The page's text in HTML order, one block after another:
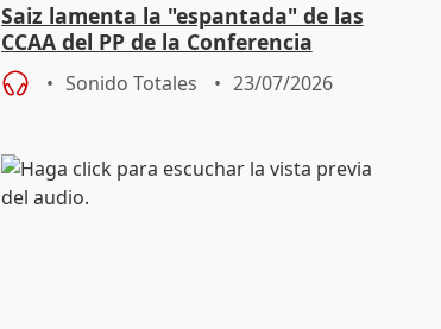
Saiz lamenta la "espantada" de las
CCAA del PP de la Conferencia
Sectorial de Inmigración
Sonido Totales 23/07/2026